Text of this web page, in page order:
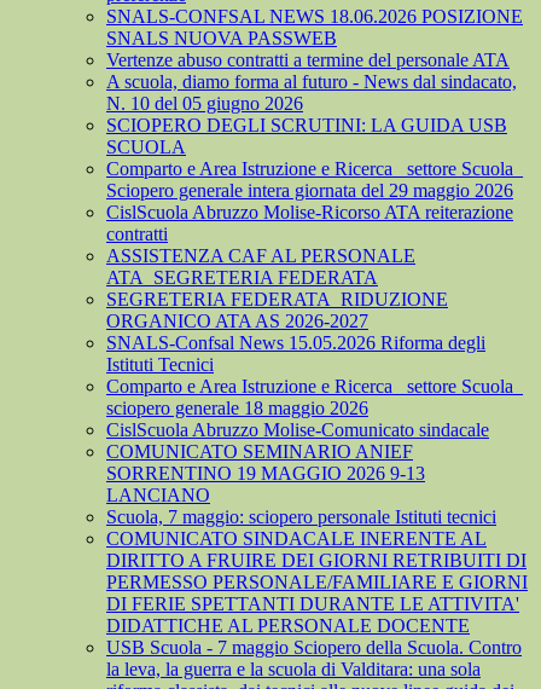
SNALS-CONFSAL NEWS 18.06.2026 POSIZIONE
SNALS NUOVA PASSWEB
Vertenze abuso contratti a termine del personale ATA
A scuola, diamo forma al futuro - News dal sindacato,
N. 10 del 05 giugno 2026
SCIOPERO DEGLI SCRUTINI: LA GUIDA USB
SCUOLA
Comparto e Area Istruzione e Ricerca_ settore Scuola_
Sciopero generale intera giornata del 29 maggio 2026
CislScuola Abruzzo Molise-Ricorso ATA reiterazione
contratti
ASSISTENZA CAF AL PERSONALE
ATA_SEGRETERIA FEDERATA
SEGRETERIA FEDERATA_RIDUZIONE
ORGANICO ATA AS 2026-2027
SNALS-Confsal News 15.05.2026 Riforma degli
Istituti Tecnici
Comparto e Area Istruzione e Ricerca_ settore Scuola_
sciopero generale 18 maggio 2026
CislScuola Abruzzo Molise-Comunicato sindacale
COMUNICATO SEMINARIO ANIEF
SORRENTINO 19 MAGGIO 2026 9-13
LANCIANO
Scuola, 7 maggio: sciopero personale Istituti tecnici
COMUNICATO SINDACALE INERENTE AL
DIRITTO A FRUIRE DEI GIORNI RETRIBUITI DI
PERMESSO PERSONALE/FAMILIARE E GIORNI
DI FERIE SPETTANTI DURANTE LE ATTIVITA'
DIDATTICHE AL PERSONALE DOCENTE
USB Scuola - 7 maggio Sciopero della Scuola. Contro
la leva, la guerra e la scuola di Valditara: una sola